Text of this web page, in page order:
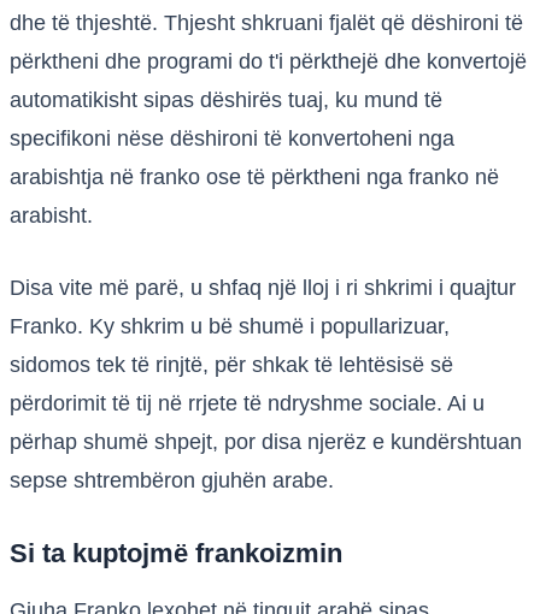
dhe të thjeshtë. Thjesht shkruani fjalët që dëshironi të
përktheni dhe programi do t'i përkthejë dhe konvertojë
automatikisht sipas dëshirës tuaj, ku mund të
specifikoni nëse dëshironi të konvertoheni nga
arabishtja në franko ose të përktheni nga franko në
arabisht.
Disa vite më parë, u shfaq një lloj i ri shkrimi i quajtur
Franko. Ky shkrim u bë shumë i popullarizuar,
sidomos tek të rinjtë, për shkak të lehtësisë së
përdorimit të tij në rrjete të ndryshme sociale. Ai u
përhap shumë shpejt, por disa njerëz e kundërshtuan
sepse shtrembëron gjuhën arabe.
Si ta kuptojmë frankoizmin